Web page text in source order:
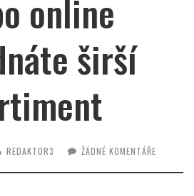
online
širší
REDAKTOR3 ŽÁDNÉ KOMENTÁŘE